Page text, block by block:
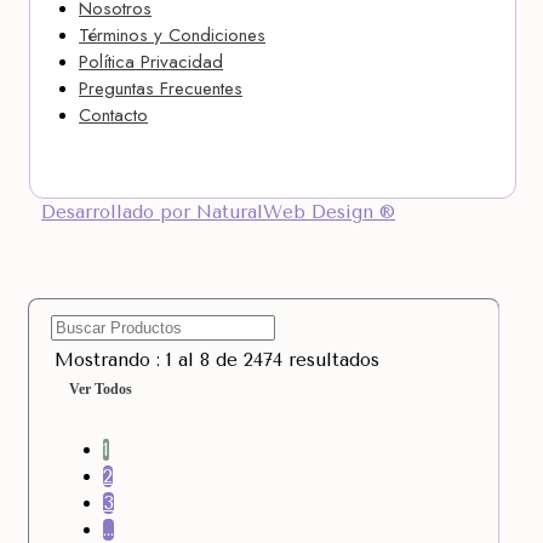
Nosotros
Términos y Condiciones
Política Privacidad
Preguntas Frecuentes
Contacto
Desarrollado por NaturalWeb Design ®
Mostrando : 1 al 8 de 2474 resultados
Ver Todos
1
2
3
…